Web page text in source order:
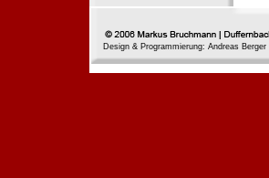
Design & Programmierung: Andreas Berger